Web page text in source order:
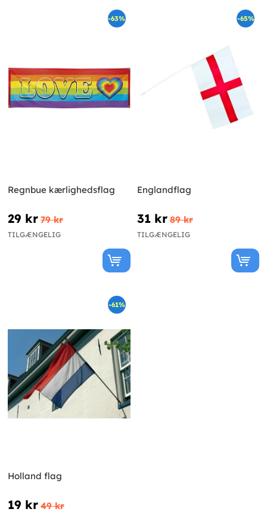
-63%
Regnbue kærlighedsflag
29 kr 79 kr
TILGÆNGELIG
-65%
Englandflag
31 kr 89 kr
TILGÆNGELIG
-61%
Holland flag
19 kr 49 kr